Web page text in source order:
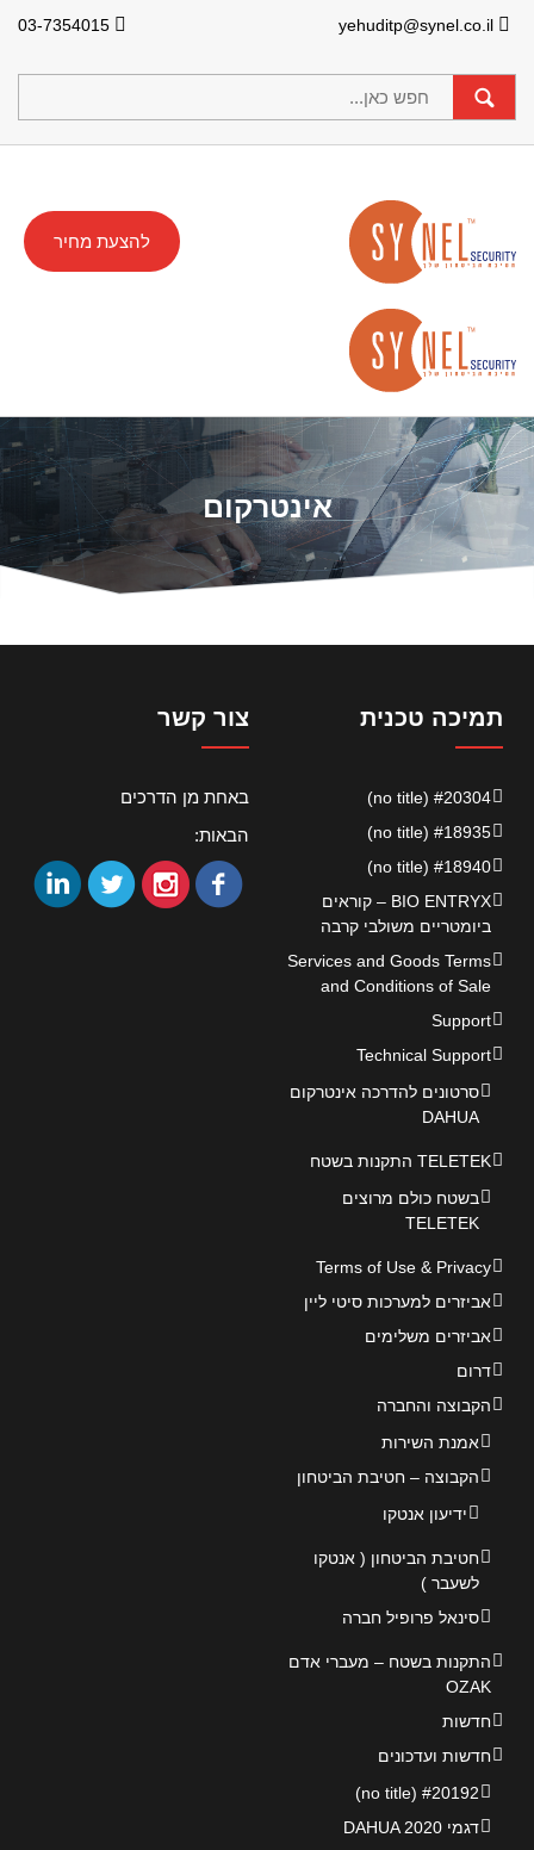
להצעת מחיר
אינטרקום
צור קשר
באחת מן הדרכים
הבאות:
תמיכה טכנית
#20304 (no title)
#18935 (no title)
#18940 (no title)
BIO ENTRYX – קוראים
ביומטריים משולבי קרבה
Services and Goods Terms
and Conditions of Sale
Support
Technical Support
סרטונים להדרכה אינטרקום
DAHUA
TELETEK התקנות בשטח
בשטח כולם מרוצים
TELETEK
Terms of Use & Privacy
אביזרים למערכות סיטי ליין
אביזרים משלימים
דרום
הקבוצה והחברה
אמנת השירות
הקבוצה – חטיבת הביטחון
ידיעון אנטקו
חטיבת הביטחון ( אנטקו
לשעבר )
סינאל פרופיל חברה
התקנות בשטח – מעברי אדם
OZAK
חדשות
חדשות ועדכונים
#20192 (no title)
דגמי DAHUA 2020